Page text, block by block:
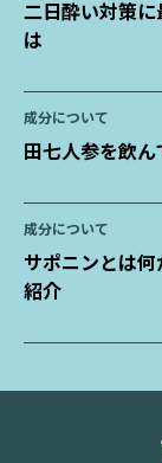
二日酔い対策
は
成分について
田七人参を飲
成分について
サポニンとは
紹介